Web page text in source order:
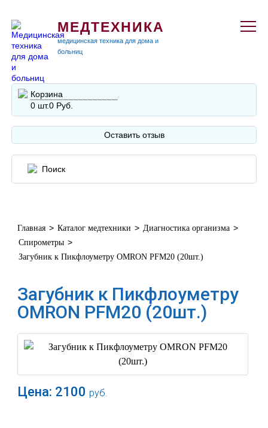
МЕДТЕХНИКА
медицинская техника для дома и
больниц
Корзина
0 шт.0 Руб.
Оставить отзыв
Главная > Каталог медтехники > Диагностика организма >
Спирометры >
Загубник к Пикфлоуметру OMRON PFM20 (20шт.)
Загубник к Пикфлоуметру
OMRON PFM20 (20шт.)
Цена: 2100 руб.